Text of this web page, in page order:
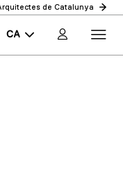
de Catalunya
CA
ES